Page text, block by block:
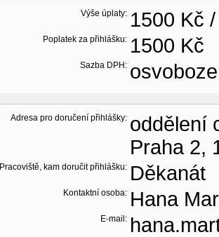
Výše úplaty: 1500 Kč
Poplatek za přihlášku: 1500 Kč
Sazba DPH:
Adresa pro doručení přihlášky: oddělení
Praha 2,
Pracoviště, kam doručit přihlášku: Děkanát
Kontaktní osoba: Hana
E-mail: